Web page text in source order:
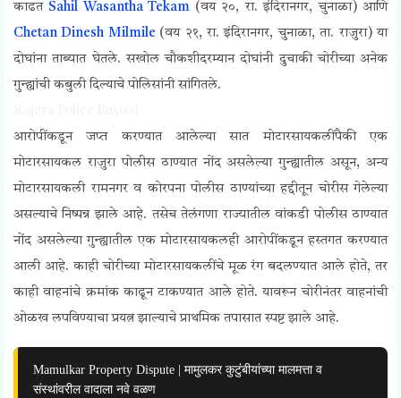
काढत Sahil Wasantha Tekam (वय २०, रा. इंदिरानगर, चुनाळा) आणि
Chetan Dinesh Milmile (वय २१, रा. इंदिरानगर, चुनाळा, ता. राजुरा) या
दोघांना ताब्यात घेतले. सखोल चौकशीदरम्यान दोघांनी दुचाकी चोरीच्या अनेक
गुन्ह्यांची कबुली दिल्याचे पोलिसांनी सांगितले.
आरोपींकडून जप्त करण्यात आलेल्या सात मोटारसायकलींपैकी एक
मोटारसायकल राजुरा पोलीस ठाण्यात नोंद असलेल्या गुन्ह्यातील असून, अन्य
मोटारसायकली रामनगर व कोरपना पोलीस ठाण्यांच्या हद्दीतून चोरीस गेलेल्या
असल्याचे निष्पन्न झाले आहे. तसेच तेलंगणा राज्यातील वांकडी पोलीस ठाण्यात
नोंद असलेल्या गुन्ह्यातील एक मोटारसायकलही आरोपींकडून हस्तगत करण्यात
आली आहे. काही चोरीच्या मोटारसायकलींचे मूळ रंग बदलण्यात आले होते, तर
काही वाहनांचे क्रमांक काढून टाकण्यात आले होते. यावरून चोरीनंतर वाहनांची
ओळख लपविण्याचा प्रयत्न झाल्याचे प्राथमिक तपासात स्पष्ट झाले आहे.
Mamulkar Property Dispute | मामुलकर कुटुंबीयांच्या मालमत्ता व
संस्थांवरील वादाला नवे वळण